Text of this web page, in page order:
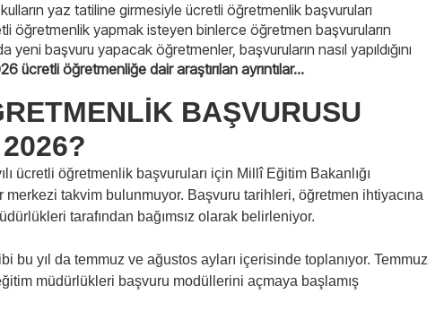
yaz tatiline girmesiyle ücretli öğretmenlik başvuruları
öğretmenlik yapmak isteyen binlerce öğretmen başvuruların
yeni başvuru yapacak öğretmenler, başvuruların nasıl yapıldığını
ücretli öğretmenliğe dair araştırılan ayrıntılar...
BAŞVURUSU
ücretli öğretmenlik başvuruları için Millî Eğitim Bakanlığı
merkezi takvim bulunmuyor. Başvuru tarihleri, öğretmen ihtiyacına
tarafından bağımsız olarak belirleniyor.
bu yıl da temmuz ve ağustos ayları içerisinde toplanıyor. Temmuz
müdürlükleri başvuru modüllerini açmaya başlamış